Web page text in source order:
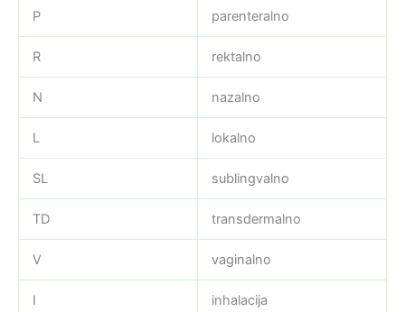
P parenteralno
R rektalno
N nazalno
L lokalno
SL sublingvalno
TD transdermalno
V vaginalno
I inhalacija